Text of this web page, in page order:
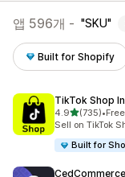
앱 596개 - SKU
Built for Shopify
TikTok Shop
4.9별 5개 중
(735)
총 리뷰 735개
•
Sell on TikTok
Built for